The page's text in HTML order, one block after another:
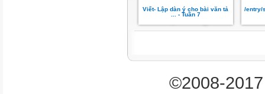
Mắt dõi
Viết- Lập dàn ý cho bài văn tả
... - Tuần 7
/entry/
©2008-